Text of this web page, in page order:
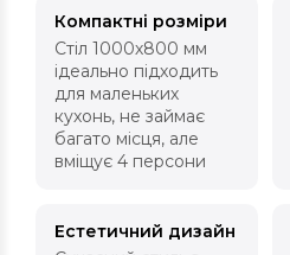
Компактні розміри
Стіл 1000х800 мм
ідеально підходить
для маленьких
кухонь, не займає
багато місця, але
вміщує 4 персони
Естетичний дизайн